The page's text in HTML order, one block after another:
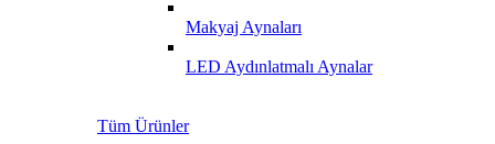
Makyaj Aynaları
LED Aydınlatmalı Aynalar
Tüm Ürünler